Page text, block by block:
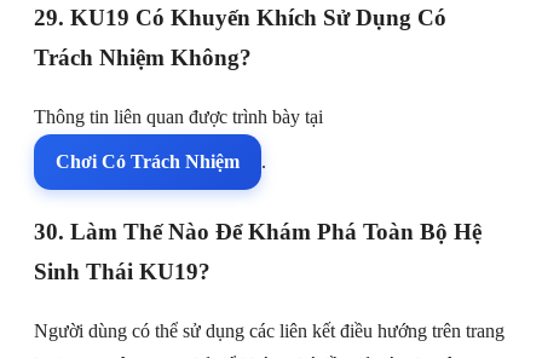
29. KU19 Có Khuyến Khích Sử Dụng Có
Trách Nhiệm Không?
Thông tin liên quan được trình bày tại
Chơi Có Trách Nhiệm .
30. Làm Thế Nào Để Khám Phá Toàn Bộ Hệ
Sinh Thái KU19?
Người dùng có thể sử dụng các liên kết điều hướng trên trang